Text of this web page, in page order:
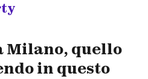
Milano, quello
in questo